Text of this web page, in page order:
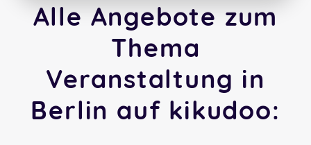
Alle Angebote zum
Thema
Veranstaltung in
Berlin auf kikudoo: